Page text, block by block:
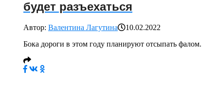
будет разъехаться
Автор: Валентина Лагутина
10.02.2022
Бока дороги в этом году планируют отсыпать фалом.